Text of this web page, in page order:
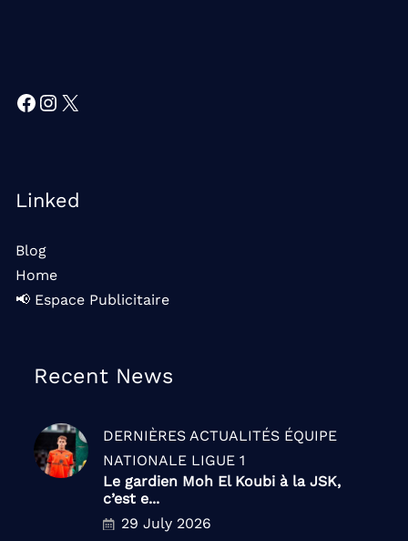
Facebook
Instagram
X
Linked
Blog
Home
📢 Espace Publicitaire
Recent News
DERNIÈRES ACTUALITÉS ÉQUIPE
NATIONALE LIGUE 1
Le gardien Moh El Koubi à la JSK,
c’est e...
29 July 2026